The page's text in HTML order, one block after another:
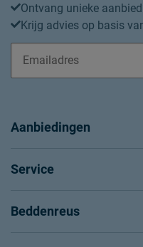
Ontvang unieke
Krijg advies op basis
Aanbiedingen
Service
Beddenreus